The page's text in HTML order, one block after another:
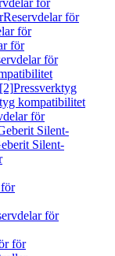
för
Reservdelar för
för
för
för
Pressverktyg
kompatibilitet
för
Silent-
Silent-
för
för